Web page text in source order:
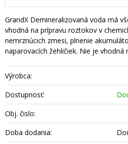
GrandX Demineralizovaná voda má
vhodná na prípravu roztokov v
nemrznúcich zmesi, plnenie
naparovacích žehličiek. Nie je vhodná
Výrobca:
Dostupnosť:
Obj. čislo:
Doba dodania: